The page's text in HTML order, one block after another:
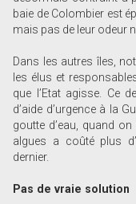
baie de Colombier est
mais pas de leur odeur
Dans les autres îles,
les élus et
que l’Etat agisse. Ce
d’aide d’urgence à la
goutte d’eau, quand on
algues a coûté plus
dernier.
Pas de vraie solution